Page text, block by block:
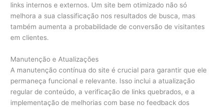
links internos e externos. Um site bem otimizado não só
melhora a sua classificação nos resultados de busca, mas
também aumenta a probabilidade de conversão de visitantes
em clientes.
Manutenção e Atualizações
A manutenção contínua do site é crucial para garantir que ele
permaneça funcional e relevante. Isso inclui a atualização
regular de conteúdo, a verificação de links quebrados, e a
implementação de melhorias com base no feedback dos